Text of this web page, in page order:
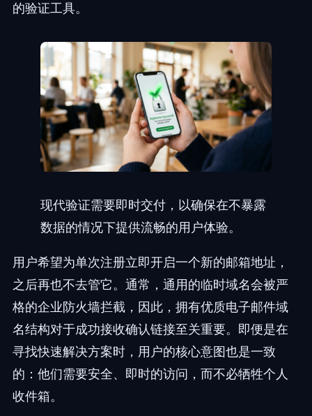
的验证工具。
现代验证需要即时交付，以确保在不暴露
数据的情况下提供流畅的用户体验。
用户希望为单次注册立即开启一个新的邮箱地址，
之后再也不去管它。通常，通用的临时域名会被严
格的企业防火墙拦截，因此，拥有优质电子邮件域
名结构对于成功接收确认链接至关重要。即便是在
寻找快速解决方案时，用户的核心意图也是一致
的：他们需要安全、即时的访问，而不必牺牲个人
收件箱。